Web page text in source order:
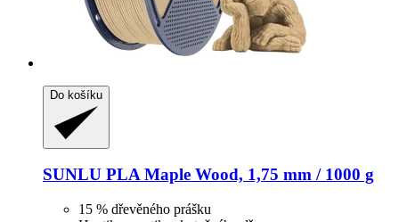
Do košíku
SUNLU PLA Maple Wood, 1,75 mm / 1000 g
15 % dřevěného prášku